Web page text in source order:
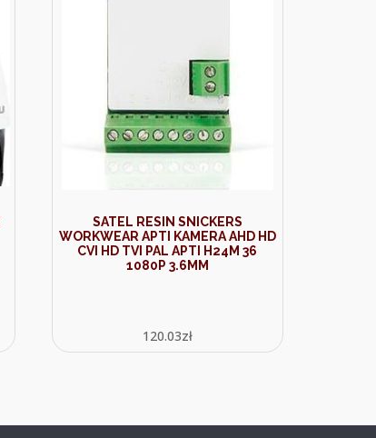
SATEL RESIN SNICKERS
WORKWEAR APTI KAMERA AHD HD
CVI HD TVI PAL APTI H24M 36
1080P 3.6MM
120.03zł